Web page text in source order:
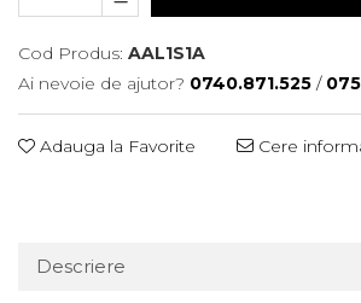
Cod Produs: AAL1S1A
Ai nevoie de ajutor? 0740.871.525 /
Adauga la Favorite Cere
Descriere